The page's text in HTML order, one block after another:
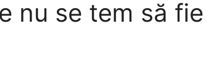
nu se tem să fie